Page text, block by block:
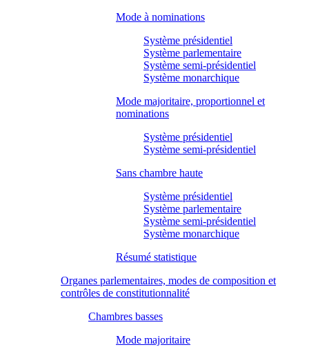
Mode à nominations
Système présidentiel
Système parlementaire
Système semi-présidentiel
Système monarchique
Mode majoritaire, proportionnel et
nominations
Système présidentiel
Système semi-présidentiel
Sans chambre haute
Système présidentiel
Système parlementaire
Système semi-présidentiel
Système monarchique
Résumé statistique
Organes parlementaires, modes de composition et
contrôles de constitutionnalité
Chambres basses
Mode majoritaire